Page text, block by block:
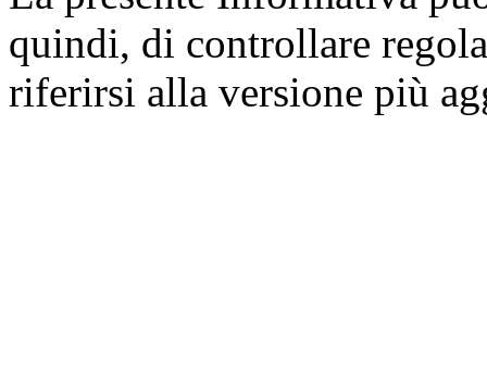
quindi, di controllare
riferirsi alla versione più